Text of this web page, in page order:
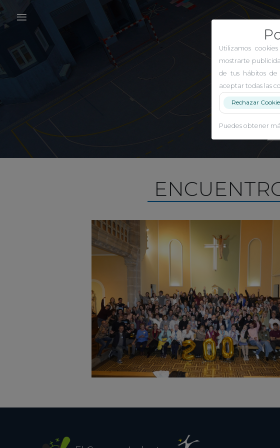
Utilizamos
mostrarte
de tus hábitos de
aceptar todas las
Rechazar
Puedes obtener